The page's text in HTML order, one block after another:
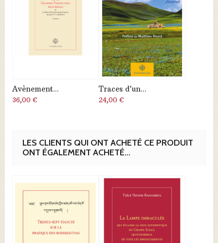
Avènement...
36,00 €
Traces d'un...
24,00 €
LES CLIENTS QUI ONT ACHETÉ CE PRODUIT
ONT ÉGALEMENT ACHETÉ...